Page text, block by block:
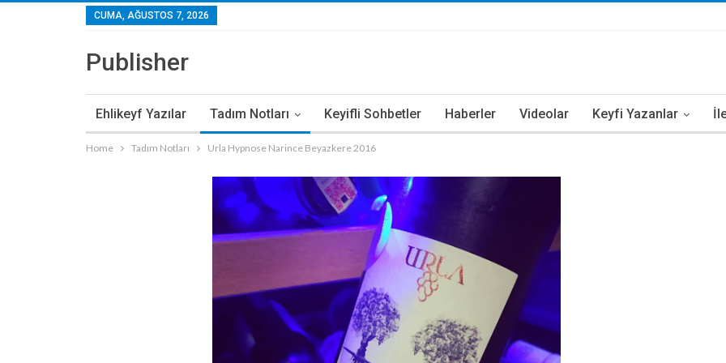
CUMA, AĞUSTOS 7, 2026
Publisher
Ehlikeyf Yazılar Tadım Notları Keyifli Sohbetler Haberler Videolar Keyfi Yazanlar
Home Tadım Notları Urla Hypnose Narince Beyazkere 2016